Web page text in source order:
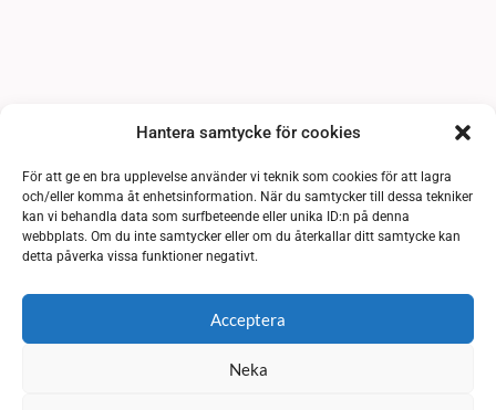
Hantera samtycke för cookies
För att ge en bra upplevelse använder vi teknik som cookies för att lagra
och/eller komma åt enhetsinformation. När du samtycker till dessa tekniker
kan vi behandla data som surfbeteende eller unika ID:n på denna
webbplats. Om du inte samtycker eller om du återkallar ditt samtycke kan
detta påverka vissa funktioner negativt.
Acceptera
Neka